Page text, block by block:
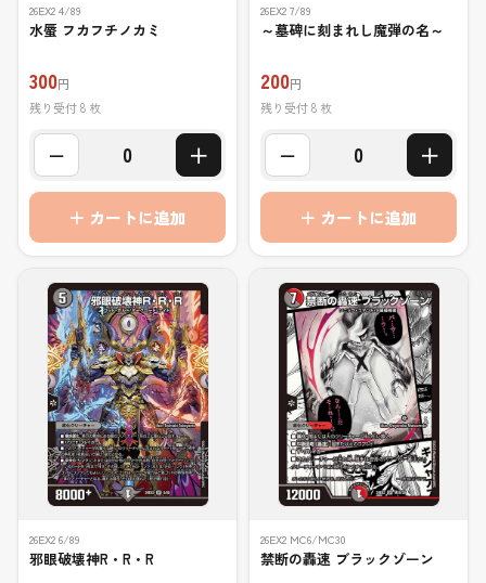
26EX2 4/89
水蜃 フカフチノカミ
300円
残り受付 8 枚
− 0 ＋
＋ カートに追加
26EX2 7/89
～墓碑に刻まれし魔弾の名～
200円
残り受付 8 枚
− 0 ＋
＋ カートに追加
26EX2 6/89
邪眼破壊神R・R・R
26EX2 MC6/MC30
禁断の轟速 ブラックゾーン